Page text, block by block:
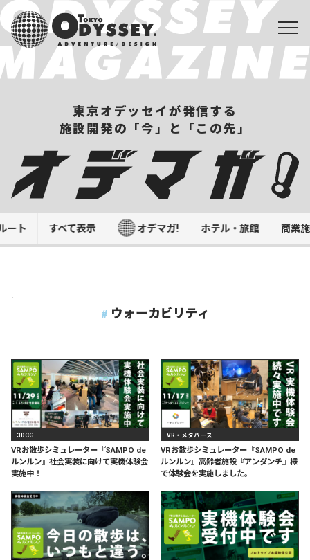
東京オデッセイが発信する
施設開発の「今」と「この先」
ート すべて表示 オデマガ! ホテル・旅館 商業
.
ウォーカビリティ
3DCG
VRお散歩シミュレーター『SAMPO de
ルンルン』社会実装に向けて実機体験会
実施中！
VR・メタバース
VRお散歩シミュレーター『SAMPO de
ルンルン』高齢者施設『アンダンチ』様
で体験会を実施しました。